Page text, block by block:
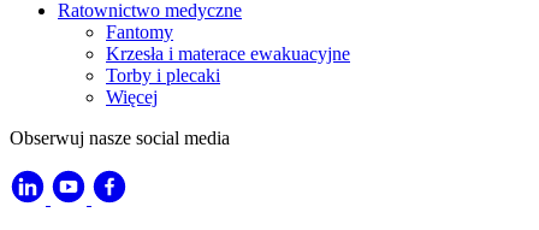
Ratownictwo medyczne
Fantomy
Krzesła i materace ewakuacyjne
Torby i plecaki
Więcej
Obserwuj nasze social media